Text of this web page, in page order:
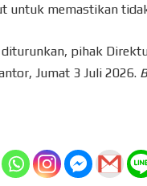
untuk memastikan
pihak
Jumat 3 Juli 2026.